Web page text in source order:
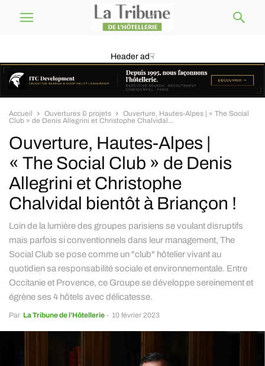
Header ad☟
Accueil Ouvertures & projets
Ouverture, Hautes-Alpes | « The Social
Club » de Denis Allegrini et Christophe Chalvidal...
Ouverture, Hautes-Alpes |
« The Social Club » de Denis
Allegrini et Christophe
Chalvidal bientôt à Briançon !
Loin de la lumière des groupes parisiens se voulant disruptifs
mais parfois si conventionnels dans leur management, The
Social Club se pose comme un "club" hôtelier vivant au
quotidien sa responsabilité sociale et environnementale. Entre
Occitanie et Provence, ce Groupe se développe sereinement et
égrène ses 4 hôtels avec délicatesse.
Par La Tribune de l’Hôtellerie - 10 février 2023